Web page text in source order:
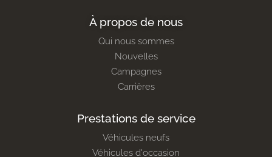
À propos de nous
Qui nous sommes
Nouvelles
Campagnes
Carrières
Prestations de service
Véhicules neufs
Véhicules d'occasion